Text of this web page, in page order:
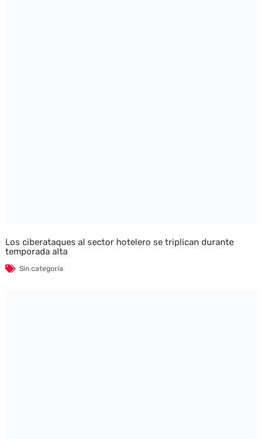
Los ciberataques al sector hotelero se triplican durante
temporada alta
Sin categoría